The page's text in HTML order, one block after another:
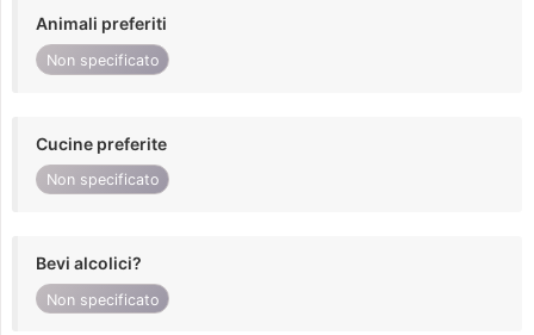
Animali preferiti
Non specificato
Cucine preferite
Non specificato
Bevi alcolici?
Non specificato